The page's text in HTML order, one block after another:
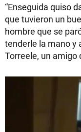
“Enseguida quiso
que tuvieron un
hombre que se
tenderle la mano y
Torreele, un amigo